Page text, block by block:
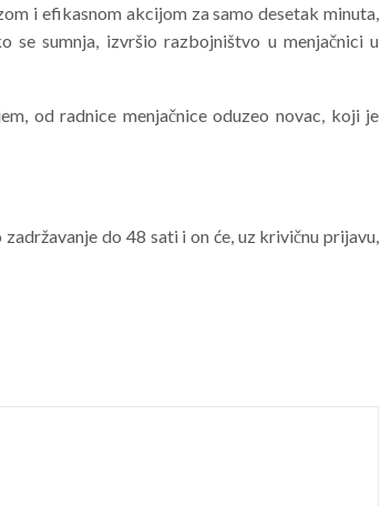
i efikasnom akcijom za samo desetak minuta,
sumnja, izvršio razbojništvo u menjačnici u
od radnice menjačnice oduzeo novac, koji je
do 48 sati i on će, uz krivičnu prijavu,